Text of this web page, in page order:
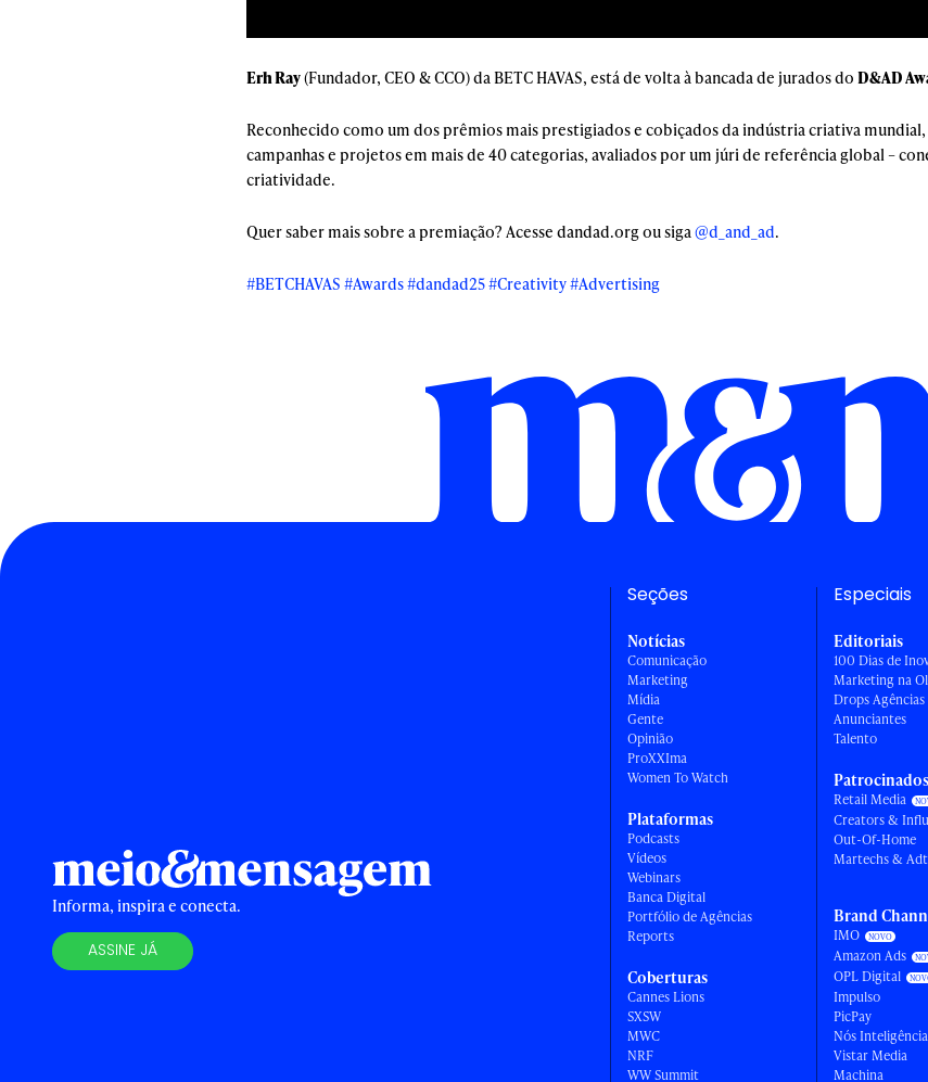
Erh Ray(Fundador, CEO & CCO) da BETC HAVAS, está de volta à bancada de jurados do D&AD
Reconhecido como um dos prêmios mais prestigiados e cobiçados da indústria criativa
campanhas e projetos em mais de 40 categorias, avaliados por um júri de referência global –
criatividade.
Quer saber mais sobre a premiação? Acesse dandad.org ou siga @d_and_ad.
#BETCHAVAS #Awards#dandad25#Creativity#Advertising
Informa, inspira e conecta.
ASSINE JÁ
Seções
Notícias
Comunicação
Marketing
Mídia
Gente
Opinião
ProXXIma
Women To Watch
Plataformas
Podcasts
Vídeos
Webinars
Banca Digital
Portfólio de Agências
Reports
Coberturas
Cannes Lions
SXSW
MWC
NRF
WW Summit
Especiais
Editoriais
100 Dias de
Marketing na
Drops
Anunciantes
Talento
Patrocinados
Retail Media
Creators &
Out-Of-Home
Martechs &
Brand
IMO
Amazon Ads
OPL Digital
Impulso
PicPay
Nós Inteligência
Vistar Media
Machina